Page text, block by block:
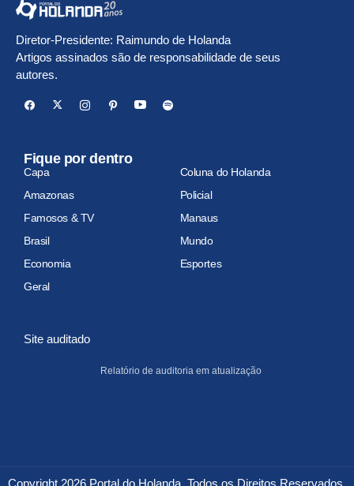
Diretor-Presidente: Raimundo de Holanda
Artigos assinados são de responsabilidade de seus
autores.
Fique por dentro
Capa
Coluna do Holanda
Amazonas
Policial
Famosos & TV
Manaus
Brasil
Mundo
Economia
Esportes
Geral
Site auditado
Relatório de auditoria em atualização
Copyright 2026 Portal do Holanda. Todos os Direitos Reservados.